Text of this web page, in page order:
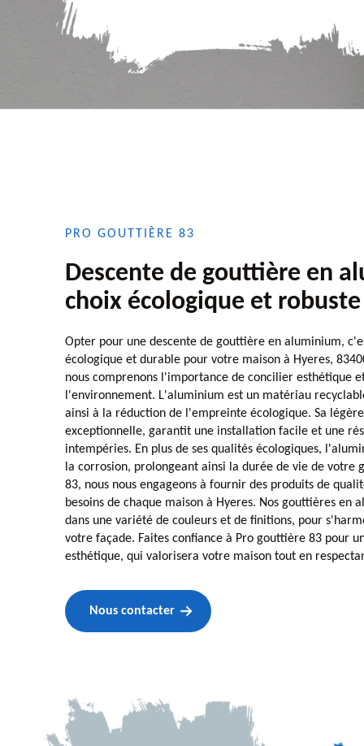
PRO GOUTTIÈRE 83
Descente de gouttière en
choix écologique et robuste
Opter pour une descente de gouttière en aluminium,
écologique et durable pour votre maison à Hyeres,
nous comprenons l'importance de concilier esthétique
l'environnement. L'aluminium est un matériau
ainsi à la réduction de l'empreinte écologique. Sa
exceptionnelle, garantit une installation facile et une
intempéries. En plus de ses qualités écologiques,
la corrosion, prolongeant ainsi la durée de vie de votre
83, nous nous engageons à fournir des produits de
besoins de chaque maison à Hyeres. Nos gouttières en
dans une variété de couleurs et de finitions, pour
votre façade. Faites confiance à Pro gouttière 83 pour
esthétique, qui valorisera votre maison tout en
Nous contacter